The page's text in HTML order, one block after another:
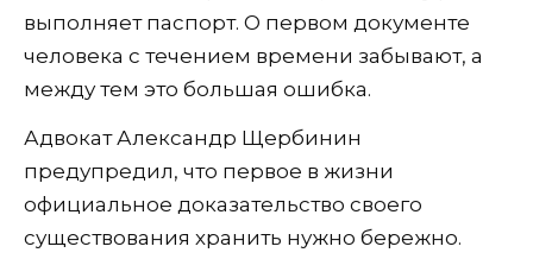
выполняет паспорт. О первом документе
человека с течением времени забывают, а
между тем это большая ошибка.
Адвокат Александр Щербинин
предупредил, что первое в жизни
официальное доказательство своего
существования хранить нужно бережно.